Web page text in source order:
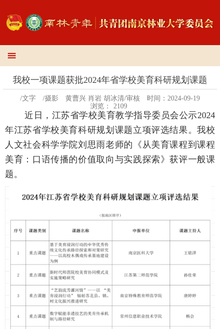
我校一项课题获批2024年省学校美育科研规划课题
/文字 /摄影 黄曹兴 肖岩 胡冰清/审核
时间：2024-09-19
浏览：
2109
近日，江苏省学校美育教学指导委员会公示2024
年江苏省学校美育科研规划课题立项评选结果。我校
人文社会科学学院刘思雨老师的《从美育课程到课程
美育：口语传播的价值取向与实践探索》获评一般课
题。